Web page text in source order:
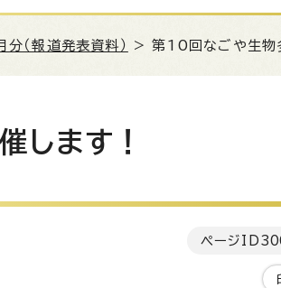
（報道発表資料） > 第10回なごや生物
します！
ページID